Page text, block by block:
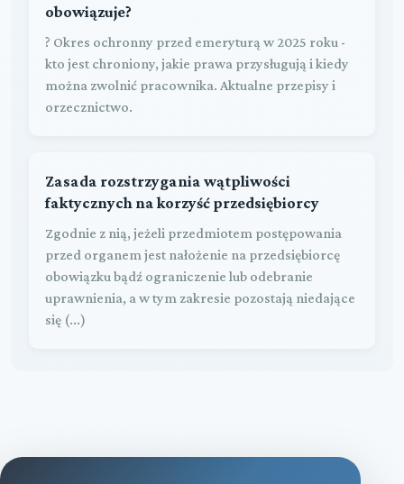
obowiązuje?
? Okres ochronny przed emeryturą w 2025 roku -
kto jest chroniony, jakie prawa przysługują i kiedy
można zwolnić pracownika. Aktualne przepisy i
orzecznictwo.
Zasada rozstrzygania wątpliwości
faktycznych na korzyść przedsiębiorcy
Zgodnie z nią, jeżeli przedmiotem postępowania
przed organem jest nałożenie na przedsiębiorcę
obowiązku bądź ograniczenie lub odebranie
uprawnienia, a w tym zakresie pozostają niedające
się (...)